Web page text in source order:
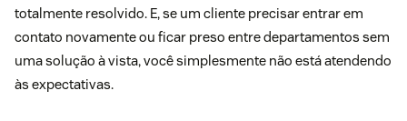
totalmente resolvido. E, se um cliente precisar entrar em
contato novamente ou ficar preso entre departamentos sem
uma solução à vista, você simplesmente não está atendendo
às expectativas.